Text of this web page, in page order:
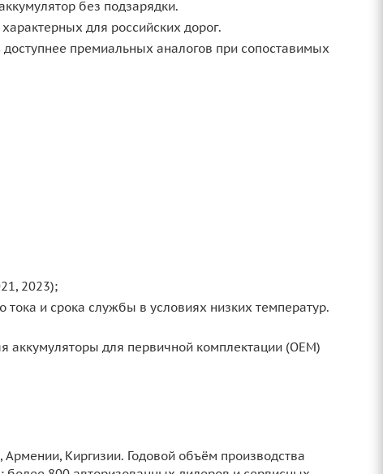
без подзарядки.
для российских дорог.
премиальных аналогов при сопоставимых
2023);
тока и срока службы в условиях низких температур.
аккумуляторы для первичной комплектации (OEM)
Киргизии. Годовой объём производства